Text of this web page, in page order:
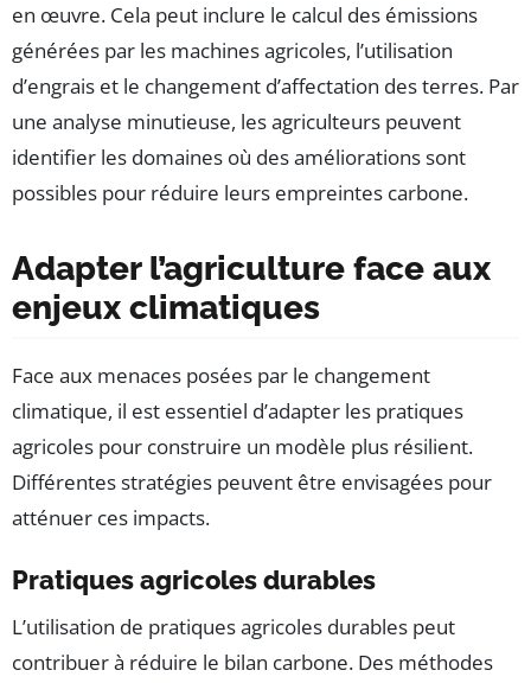
en œuvre. Cela peut inclure le calcul des émissions
générées par les machines agricoles, l’utilisation
d’engrais et le changement d’affectation des terres. Par
une analyse minutieuse, les agriculteurs peuvent
identifier les domaines où des améliorations sont
possibles pour réduire leurs empreintes carbone.
Adapter l’agriculture face aux
enjeux climatiques
Face aux menaces posées par le changement
climatique, il est essentiel d’adapter les pratiques
agricoles pour construire un modèle plus résilient.
Différentes stratégies peuvent être envisagées pour
atténuer ces impacts.
Pratiques agricoles durables
L’utilisation de pratiques agricoles durables peut
contribuer à réduire le bilan carbone. Des méthodes